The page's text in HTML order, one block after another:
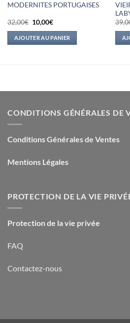
MODERNITES PORTUGAISES
32,00€ Le
prix
initial
était :
32,00€.
10,00€Le
actuel
est :
10,00€.
AJOUTER AU PANIER
CONDITIONS GÉNÉRALES DE
Conditions Générales de Ventes
Mentions Légales
PROTECTION DE LA VIE
Protection de la vie privée
FAQ
Contactez-nous